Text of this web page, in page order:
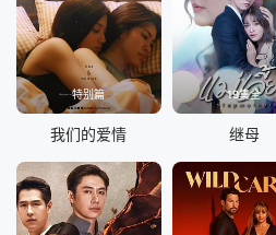
特别篇
我们的爱情
19集全
继母